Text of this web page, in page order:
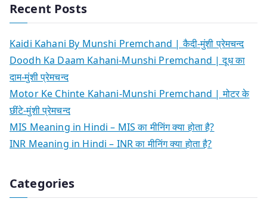
Recent Posts
Kaidi Kahani By Munshi Premchand | कैदी-मुंशी प्रेमचन्द
Doodh Ka Daam Kahani-Munshi Premchand | दूध का
दाम-मुंशी प्रेमचन्द
Motor Ke Chinte Kahani-Munshi Premchand | मोटर के
छींटे-मुंशी प्रेमचन्द
MIS Meaning in Hindi – MIS का मीनिंग क्या होता है?
INR Meaning in Hindi – INR का मीनिंग क्या होता है?
Categories